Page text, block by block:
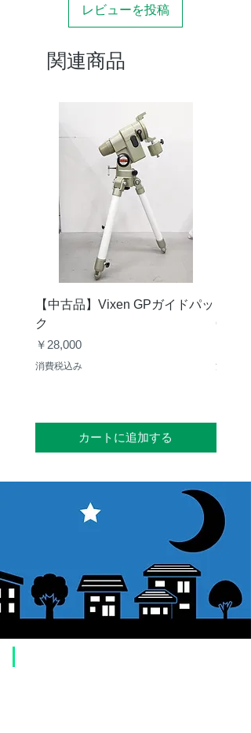
レビューを投稿
関連商品
【中古品】Vixen GPガイドパッ
ク
価格
￥28,000
消費税込み
カートに追加する
消費税込